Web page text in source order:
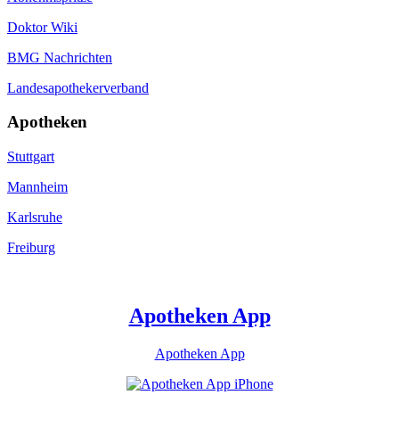
Doktor Wiki
BMG Nachrichten
Landesapothekerverband
Apotheken
Stuttgart
Mannheim
Karlsruhe
Freiburg
Apotheken App
Apotheken App